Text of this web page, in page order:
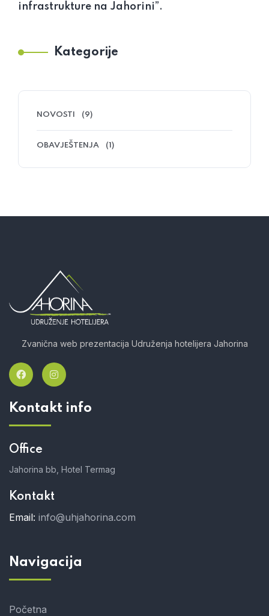
infrastrukture na Jahorini”.
Kategorije
NOVOSTI (9)
OBAVJEŠTENJA (1)
Zvanična web prezentacija Udruženja hotelijera Jahorina
Kontakt info
Office
Jahorina bb, Hotel Termag
Kontakt
Email: info@uhjahorina.com
Navigacija
Početna